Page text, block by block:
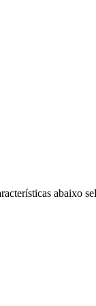
abaixo